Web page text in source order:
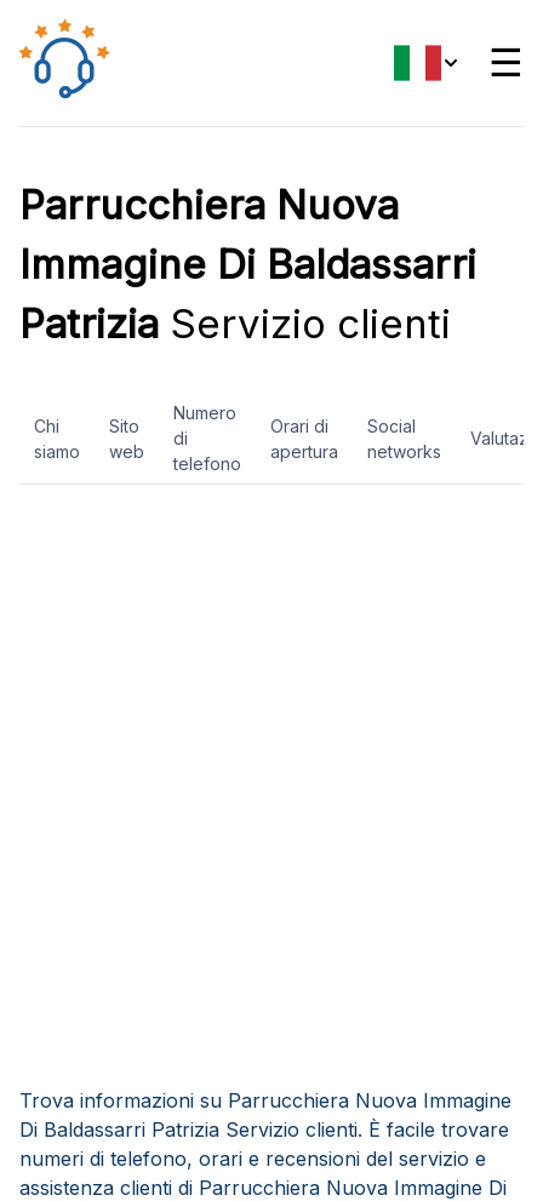
☰
Parrucchiera Nuova
Immagine Di Baldassarri
Patrizia Servizio clienti
Chi
siamo
Sito
web
Numero
di
telefono
Orari di
apertura
Social
networks
Trova informazioni su Parrucchiera Nuova Immagine
Di Baldassarri Patrizia Servizio clienti. È facile trovare
numeri di telefono, orari e recensioni del servizio e
assistenza clienti di Parrucchiera Nuova Immagine Di